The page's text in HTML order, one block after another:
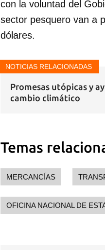
con la voluntad del
sector pesquero van a
dólares.
NOTICIAS RELACIONADAS
Promesas utópicas y
cambio climático
Temas
MERCANCÍAS
OFICINA NACIONAL DE